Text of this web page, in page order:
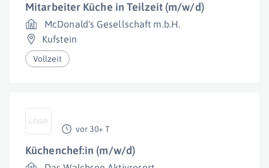
Mitarbeiter Küche in Teilzeit (m/w/d)
McDonald's Gesellschaft m.b.H.
Kufstein
Vollzeit
vor 30+ T
Küchenchef:in (m/w/d)